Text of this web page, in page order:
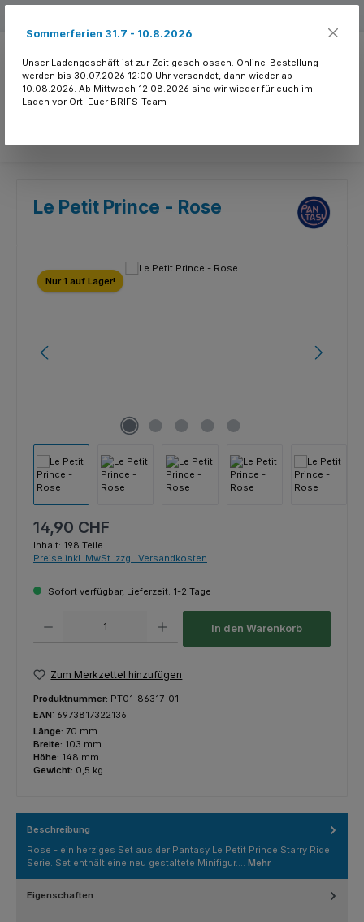
Le Petit Prince - Rose
Bildergalerie überspringen
Nur 1 auf Lager!
Regulärer Preis:
14,90 CHF
Inhalt: 198 Teile
Preise inkl. MwSt. zzgl. Versandkosten
Sofort verfügbar, Lieferzeit: 1-2 Tage
In den Warenkorb
Zum Merkzettel hinzufügen
Produktnummer: PT01-86317-01
EAN: 6973817322136
Länge: 70 mm
Breite: 103 mm
Höhe: 148 mm
Gewicht: 0,5 kg
Beschreibung
Rose - ein herziges Set aus der Pantasy Le Petit Prince Starry Ride
Serie. Set enthält eine neu gestaltete Minifigur.… Mehr
Eigenschaften
Sommerferien 31.7 - 10.8.2026
Unser Ladengeschäft ist zur Zeit geschlossen. Online-Bestellung
werden bis 30.07.2026 12:00 Uhr versendet, dann wieder ab
10.08.2026. Ab Mittwoch 12.08.2026 sind wir wieder für euch im
Laden vor Ort. Euer BRIFS-Team